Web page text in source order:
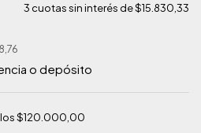
3 cuotas sin interés de$15.830,33
o depósito
$120.000,00